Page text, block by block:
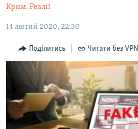
до
ІНТЕРВ'Ю
ВСЕ ЗА ДЕНЬ
СПЕЦПРОЕКТИ
ДЕПОРТАЦІЯ
ВІДЕОУРОКИ «ELIFBE»
СВІДЧЕННЯ ОКУПАЦІЇ
УКРАЇНСЬКА ПРОБЛЕМА КРИМУ
ЯК ОБІЙТИ БЛОКУВАННЯ
Русский
Qırımtatar
Крим. Реалії
14 лютий 2020, 22:30
Поділитись Читати без VPN